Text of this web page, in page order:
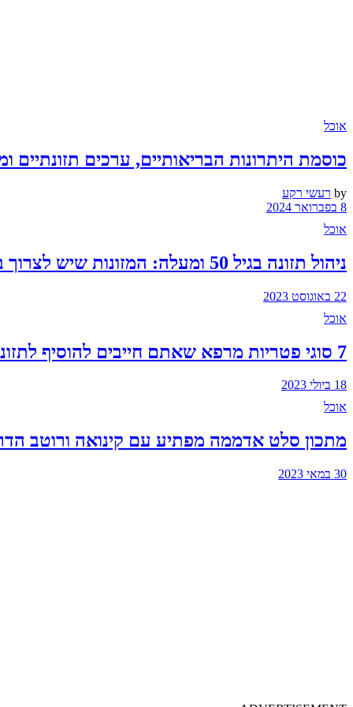
אוכל
כוסמת היתרונות הבריאותיים, ערכים תזונתיים
by רעשי רקע
8 בפברואר 2024
אוכל
ניהול תזונה בגיל 50 ומעלה: המזונות שיש לצרוך בזהירות ובמתינות
22 באוגוסט 2023
אוכל
7 סוגי פטריות מרפא שאתם חייבים להוסיף לתזונה שלכם
18 ביולי 2023
אוכל
מתכון סלט אדממה מפתיע עם קינואה ורוטב
30 במאי 2023